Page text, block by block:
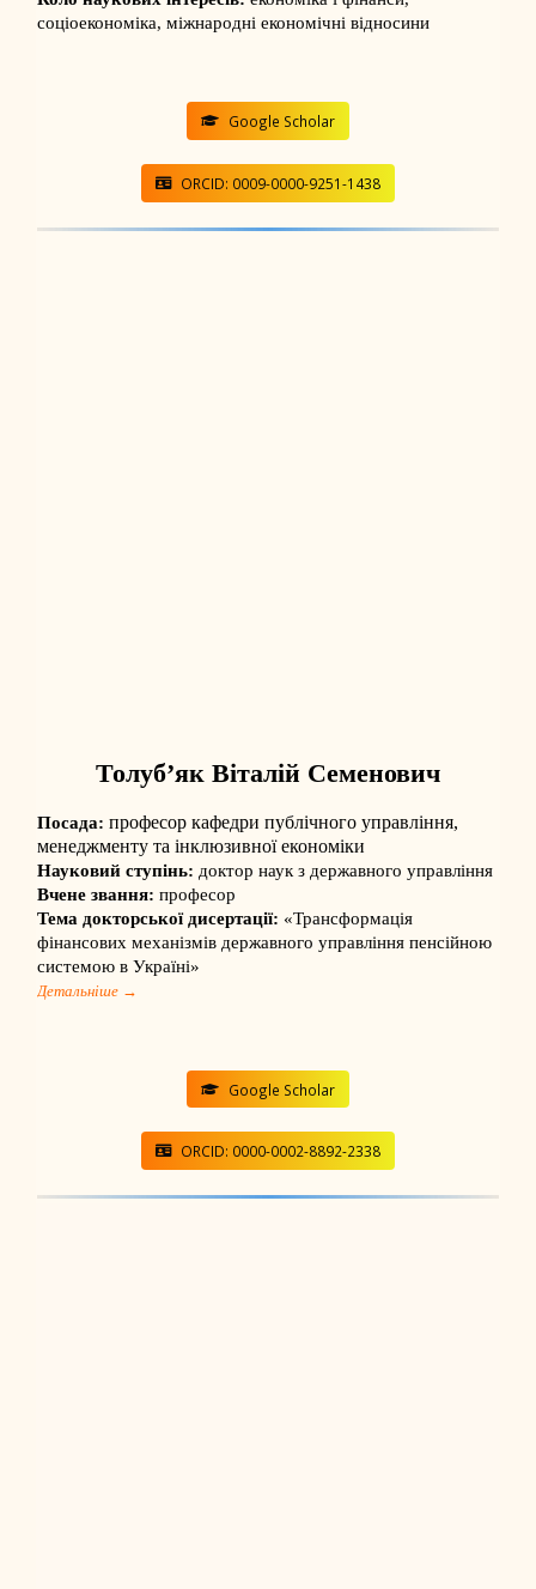
соціоекономіка, міжнародні економічні відносини
Google Scholar
ORCID: 0009-0000-9251-1438
Толуб’як Віталій Семенович
Посада: професор кафедри публічного управління,
менеджменту та інклюзивної економіки
Науковий ступінь: доктор наук з державного управління
Вчене звання: професор
Тема докторської дисертації: «Трансформація
фінансових механізмів державного управління пенсійною
системою в Україні»
Детальніше →
Google Scholar
ORCID: 0000-0002-8892-2338